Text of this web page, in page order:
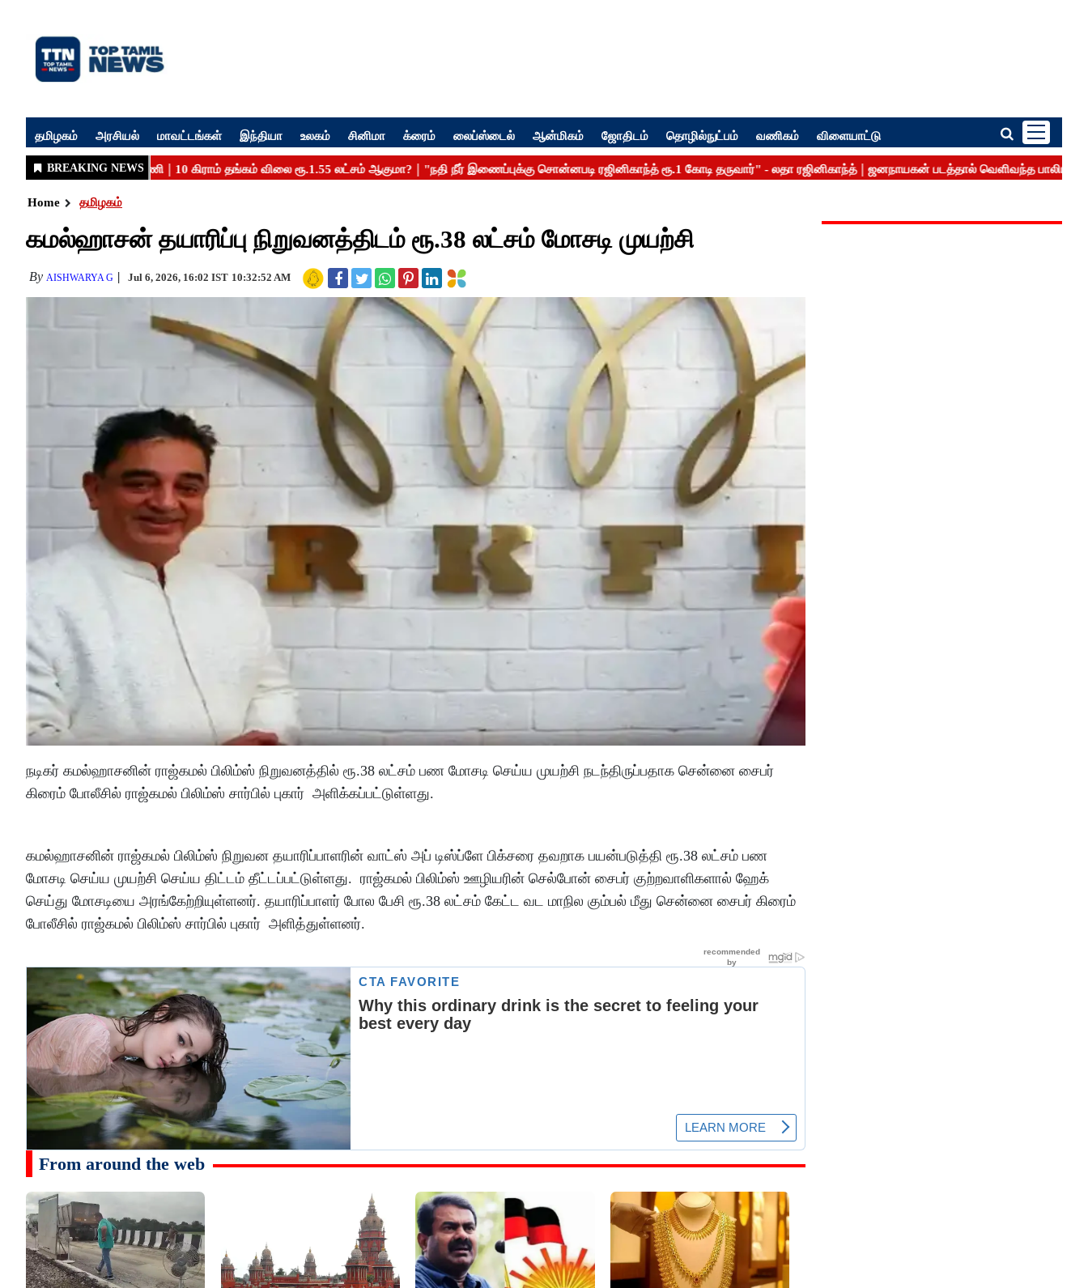
தமிழகம் அரசியல் மாவட்டங்கள் இந்தியா உலகம் சினிமா க்ரைம் லைப்ஸ்டைல் ஆன்மிகம் ஜோதிடம் தொழில்நுட்பம் வணிகம் விளையாட்டு
Home தமிழகம்
கமல்ஹாசன் தயாரிப்பு நிறுவனத்திடம் ரூ.38 லட்சம் மோசடி முயற்சி
By AISHWARYA G Jul 6, 2026, 16:02 IST 10:32:52 AM
நடிகர் கமல்ஹாசனின் ராஜ்கமல் பிலிம்ஸ் நிறுவனத்தில் ரூ.38 லட்சம் பண மோசடி செய்ய முயற்சி நடந்திருப்பதாக சென்னை சைபர்
கிரைம் போலீசில் ராஜ்கமல் பிலிம்ஸ் சார்பில் புகார் அளிக்கப்பட்டுள்ளது.
கமல்ஹாசனின் ராஜ்கமல் பிலிம்ஸ் நிறுவன தயாரிப்பாளரின் வாட்ஸ் அப் டிஸ்ப்ளே பிக்சரை தவறாக பயன்படுத்தி ரூ.38 லட்சம் பண
மோசடி செய்ய முயற்சி செய்ய திட்டம் தீட்டப்பட்டுள்ளது. ராஜ்கமல் பிலிம்ஸ் ஊழியரின் செல்போன் சைபர் குற்றவாளிகளால் ஹேக்
செய்து மோசடியை அரங்கேற்றியுள்ளனர். தயாரிப்பாளர் போல பேசி ரூ.38 லட்சம் கேட்ட வட மாநில கும்பல் மீது சென்னை சைபர் கிரைம்
போலீசில் ராஜ்கமல் பிலிம்ஸ் சார்பில் புகார் அளித்துள்ளனர்.
From around the web